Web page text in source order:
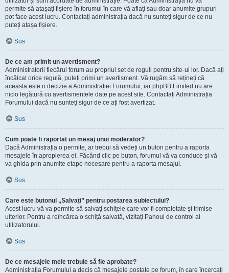
permite să atașați fișiere în forumul în care vă aflați sau doar anumite grupuri
pot face acest lucru. Contactați administrația dacă nu sunteți sigur de ce nu
puteți atașa fișiere.
Sus
De ce am primit un avertisment?
Administratorii fiecărui forum au propriul set de reguli pentru site-ul lor. Dacă ați
încălcat orice regulă, puteți primi un avertisment. Vă rugăm să rețineți că
aceasta este o decizie a Administrației Forumului, iar phpBB Limited nu are
nicio legătură cu avertismentele date pe acest site. Contactați Administrația
Forumului dacă nu sunteți sigur de ce ați fost avertizat.
Sus
Cum poate fi raportat un mesaj unui moderator?
Dacă Administrația o permite, ar trebui să vedeți un buton pentru a raporta
mesajele în apropierea ei. Făcând clic pe buton, forumul vă va conduce și vă
va ghida prin anumite etape necesare pentru a raporta mesajul.
Sus
Care este butonul „Salvați” pentru postarea subiectului?
Acest lucru vă va permite să salvați schițele care vor fi completate și trimise
ulterior. Pentru a reîncărca o schiță salvată, vizitați Panoul de control al
utilizatorului.
Sus
De ce mesajele mele trebuie să fie aprobate?
Administrația Forumului a decis că mesajele postate pe forum, în care încercați